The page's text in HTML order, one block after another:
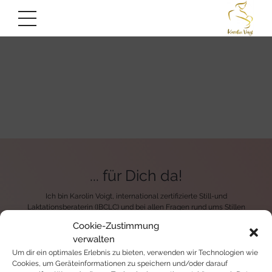
Cookie-Zustimmung
verwalten
Um dir ein optimales Erlebnis zu bieten, verwenden wir Technologien wie
Cookies, um Geräteinformationen zu speichern und/oder darauf
... für Dich da!
Ich bin Karolin Voigt, international zertifizierte Still-und
Laktationsberaterin (IBCLC) und bei allen Fragen rund ums Stillen
persönlichen Stillerfahrung.